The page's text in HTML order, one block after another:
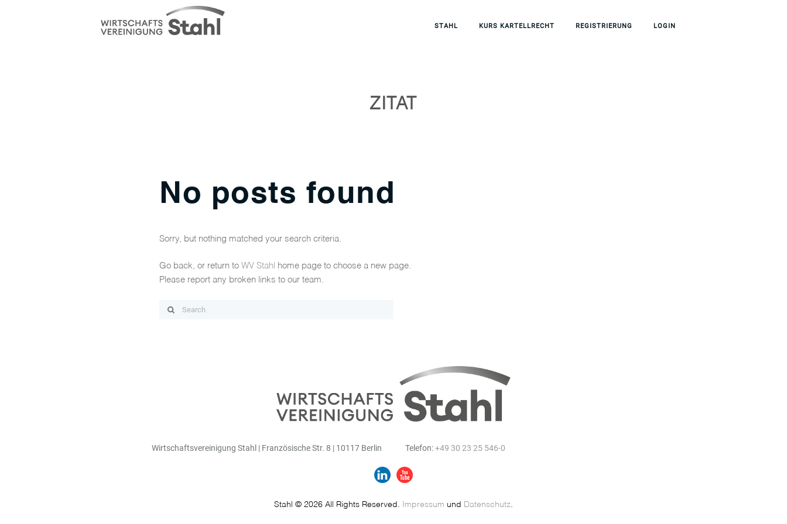
STAHL KURS KARTELLRECHT REGISTRIERUNG LOGIN
ZITAT
No posts found
Sorry, but nothing matched your search criteria.
Go back, or return to WV Stahl
home page to choose a new page.
Please report any broken links to our team.
Telefon:+49 30 23 25 546-0
Wirtschaftsvereinigung Stahl | Französische Str. 8 | 10117 Berlin
Stahl © 2026 All Rights Reserved. Impressum und Datenschutz.